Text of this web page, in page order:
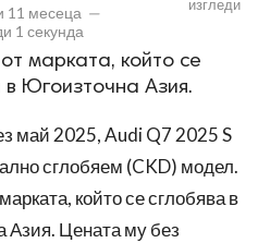
11 месеца —
1 секунда
изгледи
марката, който се
в Югоизточна Азия.
май 2025, Audi Q7 2025 S
сглобяем (CKD) модел.
който се сглобява в
Азия. Цената му без